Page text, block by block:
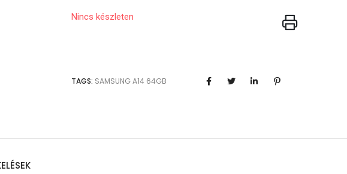
Nincs készleten
TAGS: SAMSUNGA14 64GB